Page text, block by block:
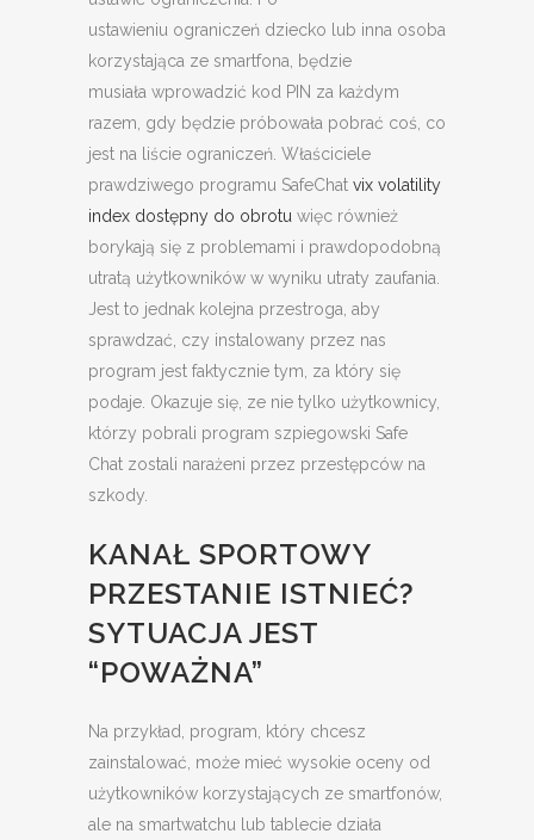
ustawieniu ograniczeń dziecko lub inna osoba
korzystająca ze smartfona, będzie
musiała wprowadzić kod PIN za każdym
razem, gdy będzie próbowała pobrać coś, co
jest na liście ograniczeń. Właściciele
prawdziwego programu SafeChat vix volatility
index dostępny do obrotu więc również
borykają się z problemami i prawdopodobną
utratą użytkowników w wyniku utraty zaufania.
Jest to jednak kolejna przestroga, aby
sprawdzać, czy instalowany przez nas
program jest faktycznie tym, za który się
podaje. Okazuje się, ze nie tylko użytkownicy,
którzy pobrali program szpiegowski Safe
Chat zostali narażeni przez przestępców na
szkody.
KANAŁ SPORTOWY
PRZESTANIE ISTNIEĆ?
SYTUACJA JEST
“POWAŻNA”
Na przykład, program, który chcesz
zainstalować, może mieć wysokie oceny od
użytkowników korzystających ze smartfonów,
ale na smartwatchu lub tablecie działa